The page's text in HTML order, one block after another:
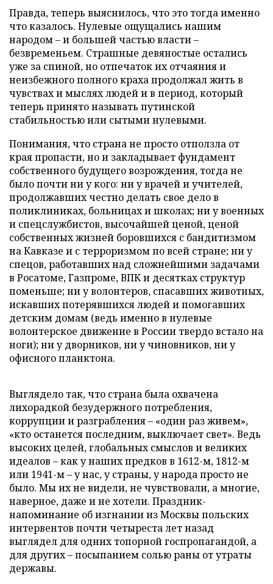
Правда, теперь выяснилось, что это тогда именно
что казалось. Нулевые ощущались нашим
народом – и большей частью власти –
безвременьем. Страшные девяностые остались
уже за спиной, но отпечаток их отчаяния и
неизбежного полного краха продолжал жить в
чувствах и мыслях людей и в период, который
теперь принято называть путинской
стабильностью или сытыми нулевыми.
Понимания, что страна не просто отползла от
края пропасти, но и закладывает фундамент
собственного будущего возрождения, тогда не
было почти ни у кого: ни у врачей и учителей,
продолжавших честно делать свое дело в
поликлиниках, больницах и школах; ни у военных
и спецслужбистов, высочайшей ценой, ценой
собственных жизней боровшихся с бандитизмом
на Кавказе и с терроризмом по всей стране; ни у
спецов, работавших над сложнейшими задачами
в Росатоме, Газпроме, ВПК и десятках структур
поменьше; ни у волонтеров, спасавших животных,
искавших потерявшихся людей и помогавших
детским домам (ведь именно в нулевые
волонтерское движение в России твердо встало на
ноги); ни у дворников, ни у чиновников, ни у
офисного планктона.
Выглядело так, что страна была охвачена
лихорадкой безудержного потребления,
коррупции и разграбления – «один раз живем»,
«кто останется последним, выключает свет». Ведь
высоких целей, глобальных смыслов и великих
идеалов – как у наших предков в 1612-м, 1812-м
или 1941-м – у нас, у страны, у народа просто не
было. Мы их не видели, не чувствовали, а многие,
наверное, даже и не хотели. Праздник-
напоминание об изгнании из Москвы польских
интервентов почти четыреста лет назад
выглядел для одних топорной госпропагандой, а
для других – посыпанием солью раны от утраты
державы.